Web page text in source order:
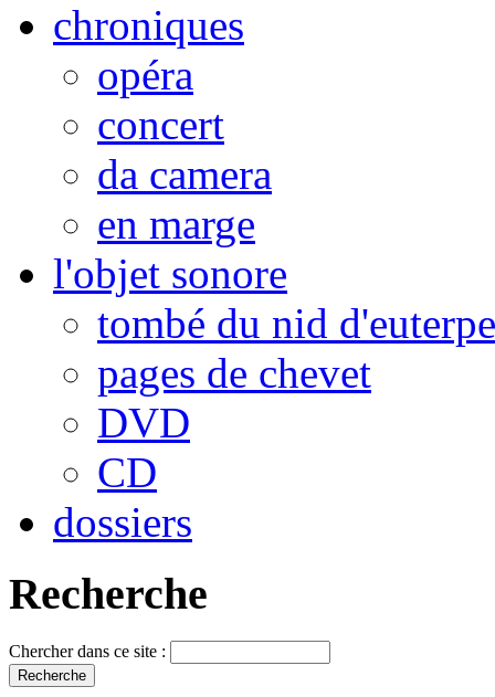
chroniques
opéra
concert
da camera
en marge
l'objet sonore
tombé du nid d'euterpe
pages de chevet
DVD
CD
dossiers
Recherche
Chercher dans ce site :